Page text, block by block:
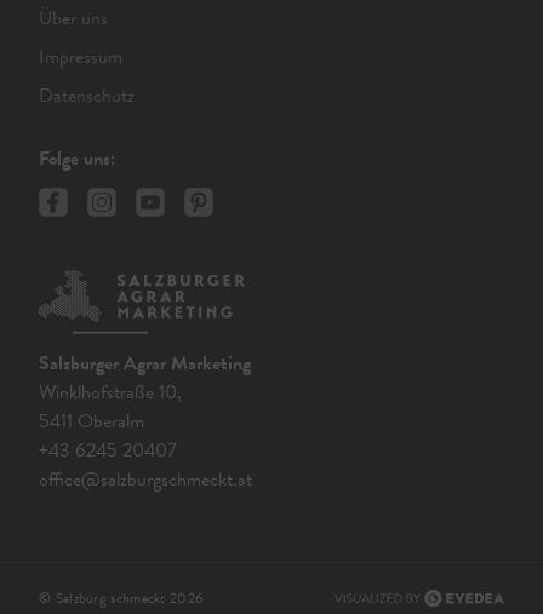
Über uns
Impressum
Datenschutz
Folge uns:
Salzburger Agrar Marketing
Winklhofstraße 10,
5411 Oberalm
+43 6245 20407
office@salzburgschmeckt.at
© Salzburg schmeckt 2026